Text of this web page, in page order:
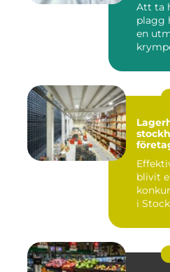
Att ta
plagg
en
stockholm
blivit
i